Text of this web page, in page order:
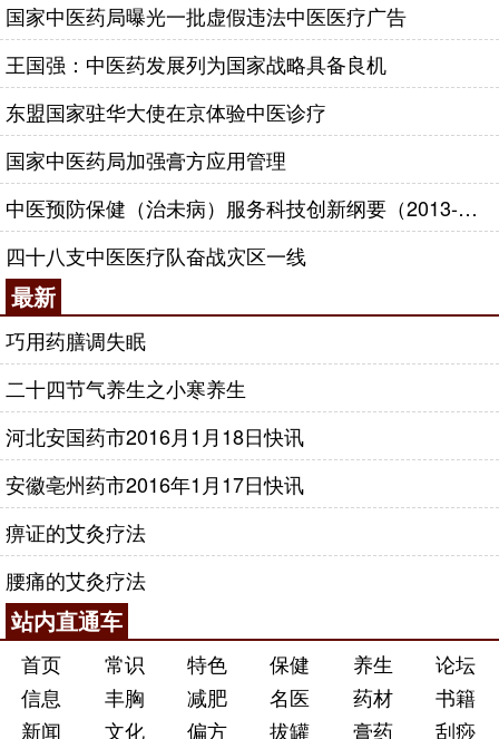
国家中医药局曝光一批虚假违法中医医疗广告
王国强：中医药发展列为国家战略具备良机
东盟国家驻华大使在京体验中医诊疗
国家中医药局加强膏方应用管理
中医预防保健（治未病）服务科技创新纲要（2013-2020年）
四十八支中医医疗队奋战灾区一线
最新
巧用药膳调失眠
二十四节气养生之小寒养生
河北安国药市2016月1月18日快讯
安徽亳州药市2016年1月17日快讯
痹证的艾灸疗法
腰痛的艾灸疗法
站内直通车
首页 常识 特色 保健 养生
论坛
信息
丰胸 减肥 名医 药材
书籍
新闻
文化 偏方 拔罐 膏药 刮痧